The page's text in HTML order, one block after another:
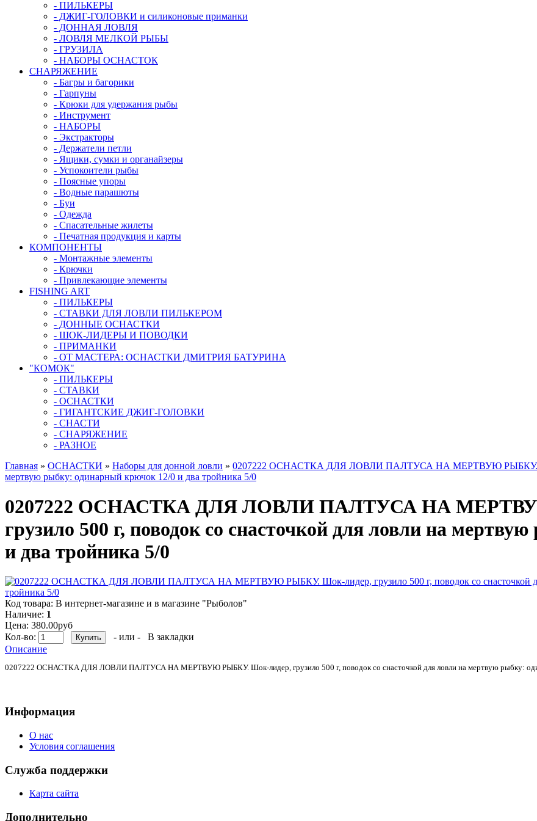
- ПИЛЬКЕРЫ
- ДЖИГ-ГОЛОВКИ и силиконовые приманки
- ДОННАЯ ЛОВЛЯ
- ЛОВЛЯ МЕЛКОЙ РЫБЫ
- ГРУЗИЛА
- НАБОРЫ ОСНАСТОК
СНАРЯЖЕНИЕ
- Багры и багорики
- Гарпуны
- Крюки для удержания рыбы
- Инструмент
- НАБОРЫ
- Экстракторы
- Держатели петли
- Ящики, сумки и органайзеры
- Успокоители рыбы
- Поясные упоры
- Водные парашюты
- Буи
- Одежда
- Спасательные жилеты
- Печатная продукция и карты
КОМПОНЕНТЫ
- Монтажные элементы
- Крючки
- Привлекающие элементы
FISHING ART
- ПИЛЬКЕРЫ
- СТАВКИ ДЛЯ ЛОВЛИ ПИЛЬКЕРОМ
- ДОННЫЕ ОСНАСТКИ
- ШОК-ЛИДЕРЫ И ПОВОДКИ
- ПРИМАНКИ
- ОТ МАСТЕРА: ОСНАСТКИ ДМИТРИЯ БАТУРИНА
"КОМОК"
- ПИЛЬКЕРЫ
- СТАВКИ
- ОСНАСТКИ
- ГИГАНТСКИЕ ДЖИГ-ГОЛОВКИ
- СНАСТИ
- СНАРЯЖЕНИЕ
- РАЗНОЕ
Главная » ОСНАСТКИ » Наборы для донной ловли » 0207222 ОСНАСТКА ДЛЯ ЛОВЛИ ПАЛТУСА НА МЕРТВУЮ РЫБКУ. Шок-
мертвую рыбку: одинарный крючок 12/0 и два тройника 5/0
0207222 ОСНАСТКА ДЛЯ ЛОВЛИ ПАЛТУСА НА
грузило 500 г, поводок со снасточкой для ловли на
и два тройника 5/0
Код товара: В интернет-магазине и в магазине "Рыболов"
Наличие: 1
Цена: 380.00руб
Кол-во:
- или -
В закладки
Описание
0207222 ОСНАСТКА ДЛЯ ЛОВЛИ ПАЛТУСА НА МЕРТВУЮ РЫБКУ. Шок-лидер, грузило 500 г, поводок со снасточкой для ловли на мертвую рыбку:
Информация
О нас
Условия соглашения
Служба поддержки
Карта сайта
Дополнительно